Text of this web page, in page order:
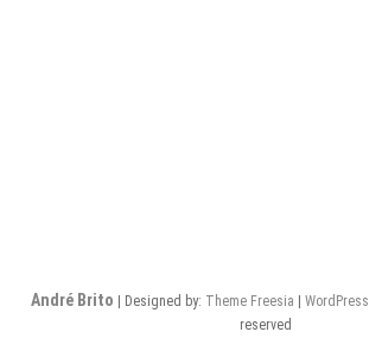
André Brito | Designed by: Theme Freesia |WordPress
reserved